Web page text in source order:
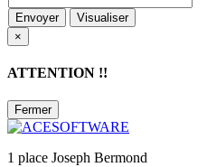
×
ATTENTION !!
Fermer
1 place Joseph Bermond